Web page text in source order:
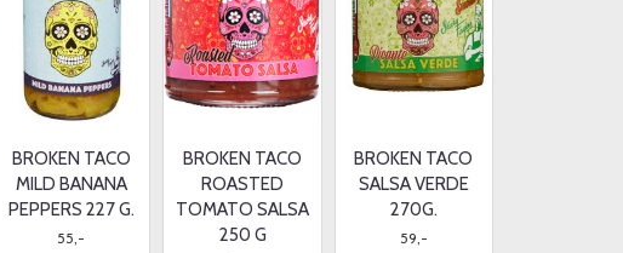
BROKEN TACO
MILD BANANA
PEPPERS 227 G.
55,-
BROKEN TACO
ROASTED
TOMATO SALSA
250 G
BROKEN TACO
SALSA VERDE
270G.
59,-